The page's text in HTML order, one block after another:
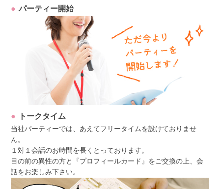
パーティー開始
トークタイム
当社パーティーでは、あえてフリータイムを設けておりませ
ん。
１対１会話のお時間を長くとっております。
目の前の異性の方と『プロフィールカード』をご交換の上、会
話をお楽しみ下さい。